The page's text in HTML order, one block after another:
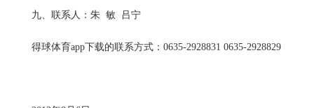
九、联系人：朱 敏 吕宁
得球体育app下载的联系方式：0635-2928831 0635-2928829